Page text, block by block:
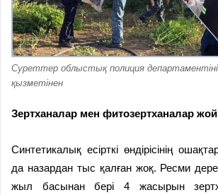
Суреттер облыстық полиция
қызметінен
Зертханалар мен фитозертханалар
Синтетикалық есірткі өндірісінің
да назардан тыс қалған жоқ. Ресми
жыл басынан бері 4 жасырын